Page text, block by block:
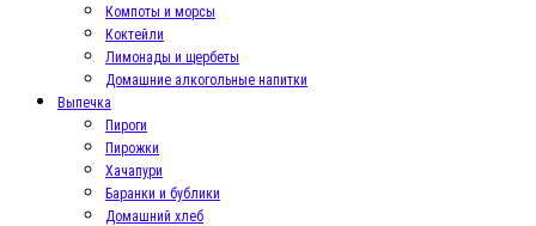
Компоты и морсы
Коктейли
Лимонады и щербеты
Домашние алкогольные напитки
Выпечка
Пироги
Пирожки
Хачапури
Баранки и бублики
Домашний хлеб